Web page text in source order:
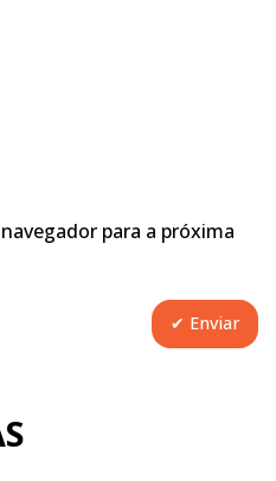
para a próxima